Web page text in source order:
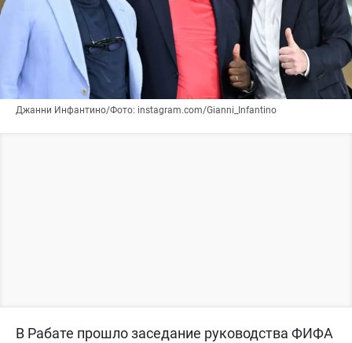
Джанни Инфантино/Фото: instagram.com/Gianni_Infantino
В Рабате прошло заседание руководства ФИФА